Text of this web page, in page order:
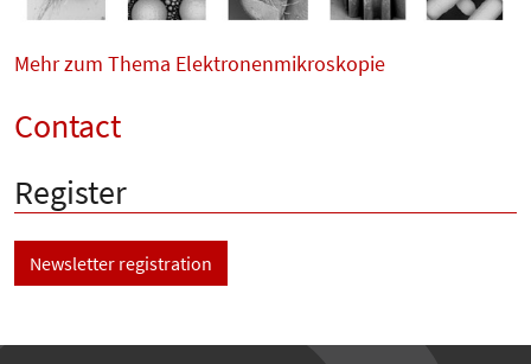
Mehr zum Thema Elektronenmikroskopie
Contact
Register
Newsletter registration